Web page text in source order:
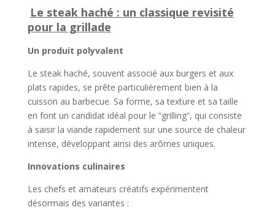
Le steak haché : un classique revisité
pour la grillade
Un produit polyvalent
Le steak haché, souvent associé aux burgers et aux
plats rapides, se prête particulièrement bien à la
cuisson au barbecue. Sa forme, sa texture et sa taille
en font un candidat idéal pour le “grilling”, qui consiste
à saisir la viande rapidement sur une source de chaleur
intense, développant ainsi des arômes uniques.
Innovations culinaires
Les chefs et amateurs créatifs expérimentent
désormais des variantes :